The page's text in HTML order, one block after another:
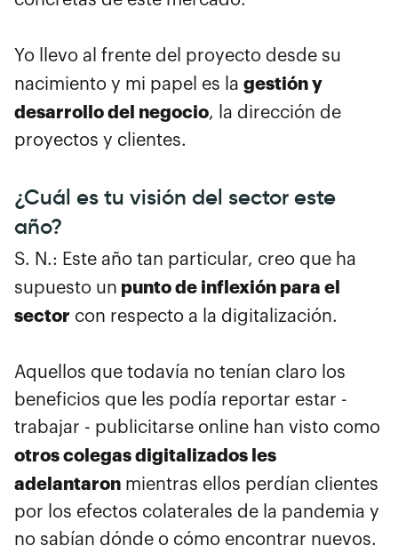
Yo llevo al frente del proyecto desde su
nacimiento y mi papel es la gestión y
desarrollo del negocio, la dirección de
proyectos y clientes.
¿Cuál es tu visión del sector este
año?
S. N.: Este año tan particular, creo que ha
supuesto un punto de inflexión para el
sector con respecto a la digitalización.
Aquellos que todavía no tenían claro los
beneficios que les podía reportar estar -
trabajar - publicitarse online han visto como
otros colegas digitalizados les
adelantaron mientras ellos perdían clientes
por los efectos colaterales de la pandemia y
no sabían dónde o cómo encontrar nuevos.